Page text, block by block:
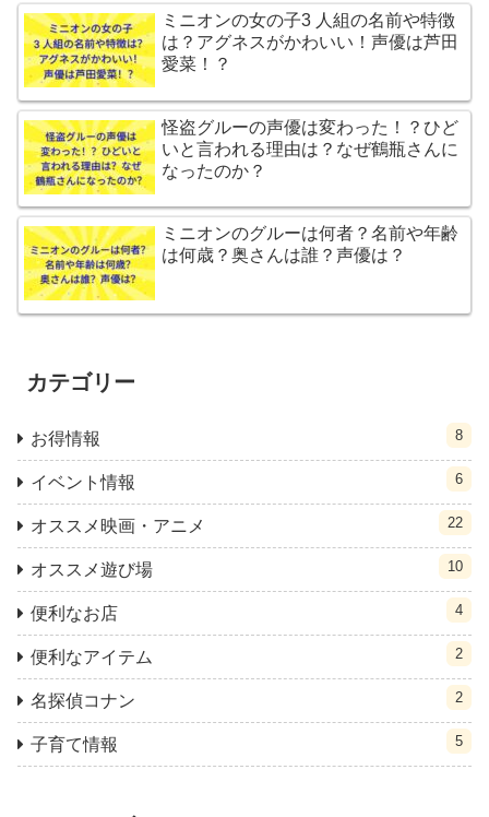
ミニオンの女の子3 人組の名前や特徴
は？アグネスがかわいい！声優は芦田
愛菜！？
怪盗グルーの声優は変わった！？ひど
いと言われる理由は？なぜ鶴瓶さんに
なったのか？
ミニオンのグルーは何者？名前や年齢
は何歳？奥さんは誰？声優は？
カテゴリー
お得情報 8
イベント情報 6
オススメ映画・アニメ 22
オススメ遊び場 10
便利なお店 4
便利なアイテム 2
名探偵コナン 2
子育て情報 5